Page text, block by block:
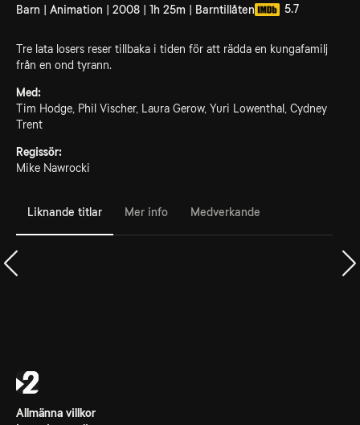
Barn | Animation | 2008 | 1h 25m | Barntillåten 5.7
Tre lata losers reser tillbaka i tiden för att rädda en kungafamilj
från en ond tyrann.
Med:
Tim Hodge, Phil Vischer, Laura Gerow, Yuri Lowenthal, Cydney
Trent
Regissör:
Mike Nawrocki
Liknande titlar Mer info Medverkande
Allmänna villkor